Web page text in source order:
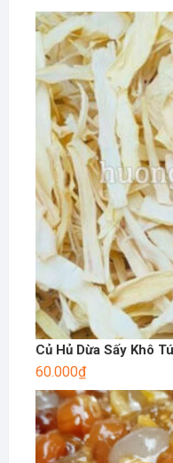
Củ Hủ Dừa Sấy Khô
60.000₫